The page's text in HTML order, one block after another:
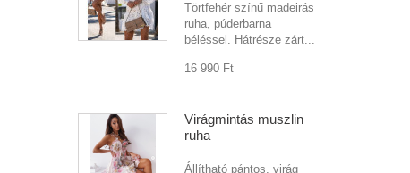
Törtfehér színű madeirás
ruha, púderbarna
béléssel. Hátrésze zárt...
16 990 Ft‎
Virágmintás muszlin
ruha
Állítható pántos, virág